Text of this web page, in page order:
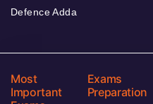
Defence Adda
Most
Important
Exams
Preparation